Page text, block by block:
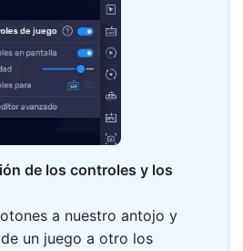
de los controles y los
a nuestro antojo y
un juego a otro los